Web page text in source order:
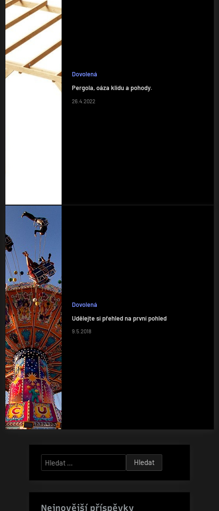
Dovolená
Pergola, oáza klidu a pohody.
26.4.2022
Dovolená
Udělejte si přehled na první pohled
9.5.2018
Vyhledávání
Nejnovější příspěvky